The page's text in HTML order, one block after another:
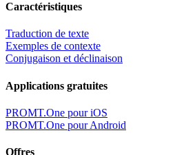
Caractéristiques
Traduction de texte
Exemples de contexte
Conjugaison et déclinaison
Applications gratuites
PROMT.One pour iOS
PROMT.One pour Android
Offres